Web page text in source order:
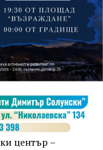
тяло.
Йоанна Петрова
с групова
ще има мозъчна
Вечерта ще
– в парка,
център –